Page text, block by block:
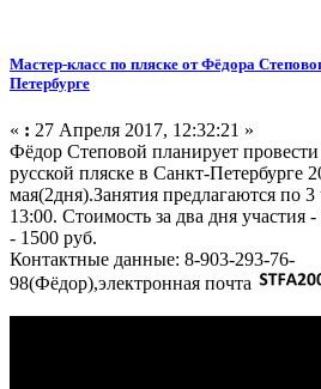
Мастер-класс по пляске от Фёдора
Петербурге
« : 27 Апреля 2017, 12:32:21 »
Фёдор Степовой планирует провести
русской пляске в Санкт-Петербурге
мая(2дня).Занятия предлагаются по 3
13:00. Стоимость за два дня участия
- 1500 руб.
Контактные данные: 8-903-293-76-
98(Фёдор),электронная почта